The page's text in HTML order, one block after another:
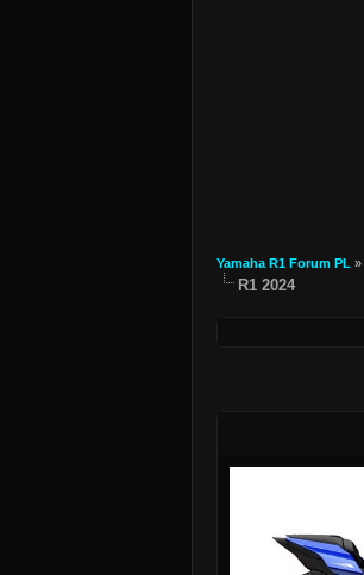
Yamaha R1 Forum PL »
R1 2024